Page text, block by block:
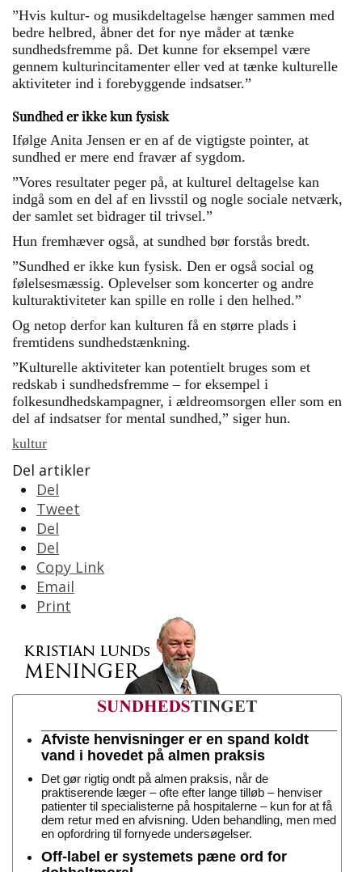
”Hvis kultur- og musikdeltagelse hænger sammen med
bedre helbred, åbner det for nye måder at tænke
sundhedsfremme på. Det kunne for eksempel være
gennem kulturincitamenter eller ved at tænke kulturelle
aktiviteter ind i forebyggende indsatser.”
Sundhed er ikke kun fysisk
Ifølge Anita Jensen er en af de vigtigste pointer, at
sundhed er mere end fravær af sygdom.
”Vores resultater peger på, at kulturel deltagelse kan
indgå som en del af en livsstil og nogle sociale netværk,
der samlet set bidrager til trivsel.”
Hun fremhæver også, at sundhed bør forstås bredt.
”Sundhed er ikke kun fysisk. Den er også social og
følelsesmæssig. Oplevelser som koncerter og andre
kulturaktiviteter kan spille en rolle i den helhed.”
Og netop derfor kan kulturen få en større plads i
fremtidens sundhedstænkning.
”Kulturelle aktiviteter kan potentielt bruges som et
redskab i sundhedsfremme – for eksempel i
folkesundhedskampagner, i ældreomsorgen eller som en
del af indsatser for mental sundhed,” siger hun.
kultur
Del artikler
Del
Tweet
Del
Del
Copy Link
Email
Print
Afviste henvisninger er en spand koldt
vand i hovedet på almen praksis
Det gør rigtig ondt på almen praksis, når de
praktiserende læger – ofte efter lange tilløb – henviser
patienter til specialisterne på hospitalerne – kun for at få
dem retur med en afvisning. Uden behandling, men med
en opfordring til fornyede undersøgelser.
Off-label er systemets pæne ord for